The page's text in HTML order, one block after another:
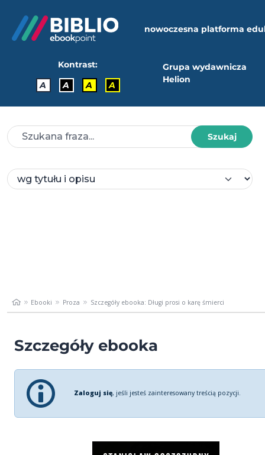
nowoczesna platforma
Kontrast:
A
A A A
Grupa wydawnicza
Helion
Szukaj
Ebooki Proza Szczegóły ebooka: Długi prosi o karę śmierci
Szczegóły ebooka
Zaloguj się, jeśli jesteś zainteresowany treścią pozycji.